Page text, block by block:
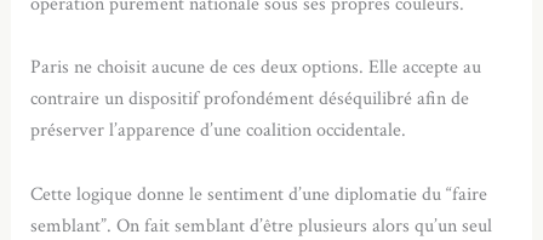
Paris ne choisit aucune de ces deux options. Elle accepte au
contraire un dispositif profondément déséquilibré afin de
préserver l’apparence d’une coalition occidentale.
Cette logique donne le sentiment d’une diplomatie du “faire
semblant”. On fait semblant d’être plusieurs alors qu’un seul